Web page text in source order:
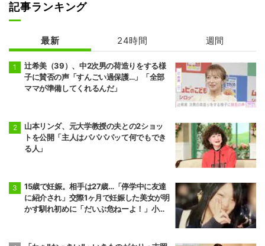
記事ランキング
最新 24時間 週間
辻希美（39）、中2次男の荷造りをする様
子に賛否の声「すんごい過保護…」「全部
ママが準備してくれるんだ」
山本リンダ、元大学教授の夫との2ショッ
トを公開「主人はパパパパッて何でもでき
る人」
15歳で妊娠。相手は27歳…「停学中に友達
に紹介され」交際1ヶ月で妊娠した美女が明
かす馴れ初めに「だいぶ危ねーよ！」小森